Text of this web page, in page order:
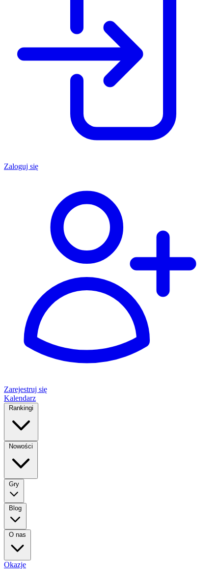
Zaloguj się
Zarejestruj się
Kalendarz
Rankingi
Nowości
Gry
Blog
O nas
Okazje